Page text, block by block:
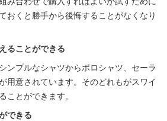
おくと勝手から後悔することがなくなり
ることができる
ンプルなシャツからポロシャツ、セーラ
用意されています。そのどれもがスワイ
ことができます。
できる